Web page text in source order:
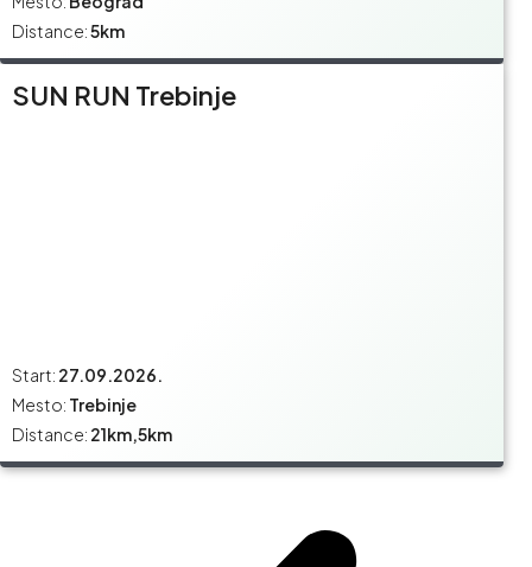
Distance:5km
SUN RUN Trebinje
Start: 27.09.2026.
Mesto: Trebinje
Distance: 21km,5km